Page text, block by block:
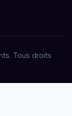
Tous droits